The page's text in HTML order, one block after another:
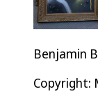
Benjamin
Copyright: